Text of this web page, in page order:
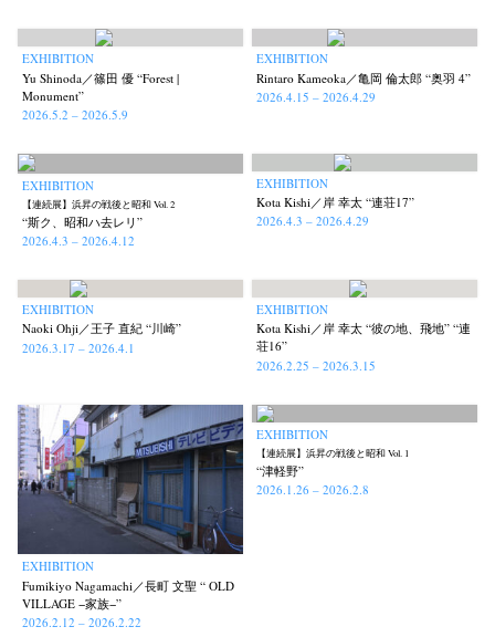
EXHIBITION
Yu Shinoda／篠田 優 “Forest |
Monument”
2026.5.2 – 2026.5.9
EXHIBITION
Rintaro Kameoka／亀岡 倫太郎 “奥羽 4”
2026.4.15 – 2026.4.29
EXHIBITION
【連続展】浜昇の戦後と昭和 Vol. 2
“斯ク、昭和ハ去レリ”
2026.4.3 – 2026.4.12
EXHIBITION
Kota Kishi／岸 幸太 “連荘17”
2026.4.3 – 2026.4.29
EXHIBITION
Naoki Ohji／王子 直紀 “川崎”
2026.3.17 – 2026.4.1
EXHIBITION
Kota Kishi／岸 幸太 “彼の地、飛地” “連
荘16”
2026.2.25 – 2026.3.15
EXHIBITION
Fumikiyo Nagamachi／長町 文聖 “ OLD
VILLAGE −家族−”
2026.2.12 – 2026.2.22
EXHIBITION
【連続展】浜昇の戦後と昭和 Vol. 1
“津軽野”
2026.1.26 – 2026.2.8